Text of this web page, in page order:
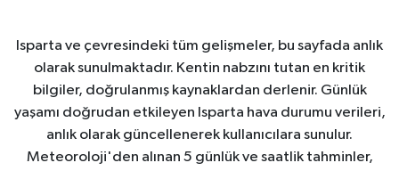
Isparta ve çevresindeki tüm gelişmeler, bu sayfada anlık
olarak sunulmaktadır. Kentin nabzını tutan en kritik
bilgiler, doğrulanmış kaynaklardan derlenir. Günlük
yaşamı doğrudan etkileyen Isparta hava durumu verileri,
anlık olarak güncellenerek kullanıcılara sunulur.
Meteoroloji'den alınan 5 günlük ve saatlik tahminler,